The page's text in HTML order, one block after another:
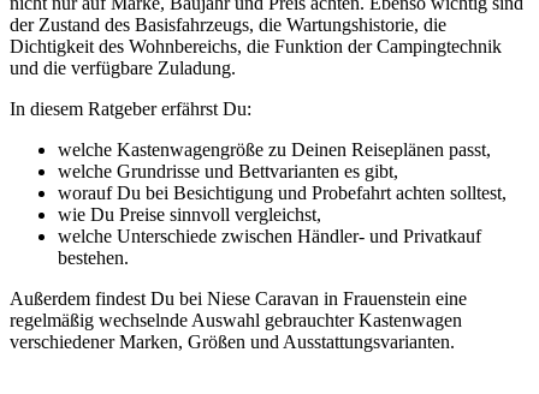
der Zustand des Basisfahrzeugs, die Wartungshistorie, die
Dichtigkeit des Wohnbereichs, die Funktion der Campingtechnik
und die verfügbare Zuladung.
In diesem Ratgeber erfährst Du:
welche Kastenwagengröße zu Deinen Reiseplänen passt,
welche Grundrisse und Bettvarianten es gibt,
worauf Du bei Besichtigung und Probefahrt achten solltest,
wie Du Preise sinnvoll vergleichst,
welche Unterschiede zwischen Händler- und Privatkauf
bestehen.
Außerdem findest Du bei Niese Caravan in Frauenstein eine
regelmäßig wechselnde Auswahl gebrauchter Kastenwagen
verschiedener Marken, Größen und Ausstattungsvarianten.